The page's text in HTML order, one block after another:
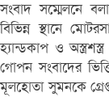
সংবাদ সম্মেলনে
বিভিন্ন স্থানে
হ্যান্ডকাপ ও
গোপন সংবাদের
মূলহোতা সুমনকে